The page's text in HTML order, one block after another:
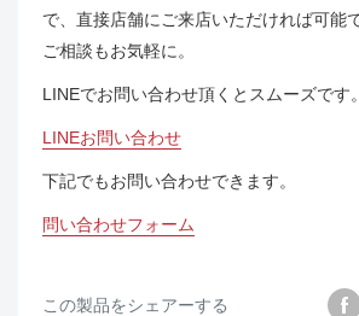
で、直接店舗にご来店いただければ可能
ご相談もお気軽に。
LINEでお問い合わせ頂くとスムーズです。
LINEお問い合わせ
下記でもお問い合わせできます。
問い合わせフォーム
この製品をシェアーする